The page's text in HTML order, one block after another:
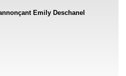
Emily Deschanel